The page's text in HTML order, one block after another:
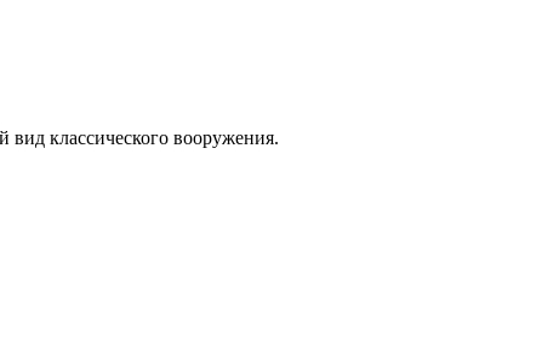
классического вооружения.